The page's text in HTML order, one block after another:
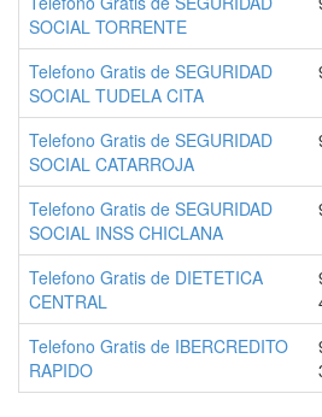
SOCIAL TORRENTE
Telefono Gratis de SEGURIDAD
SOCIAL TUDELA CITA
Telefono Gratis de SEGURIDAD
SOCIAL CATARROJA
Telefono Gratis de SEGURIDAD
SOCIAL INSS CHICLANA
Telefono Gratis de DIETETICA
CENTRAL
Telefono Gratis de IBERCREDITO
RAPIDO